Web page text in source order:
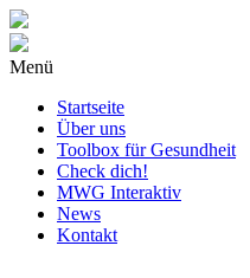
Menü
Startseite
Über uns
Toolbox für Gesundheit
Check dich!
MWG Interaktiv
News
Kontakt